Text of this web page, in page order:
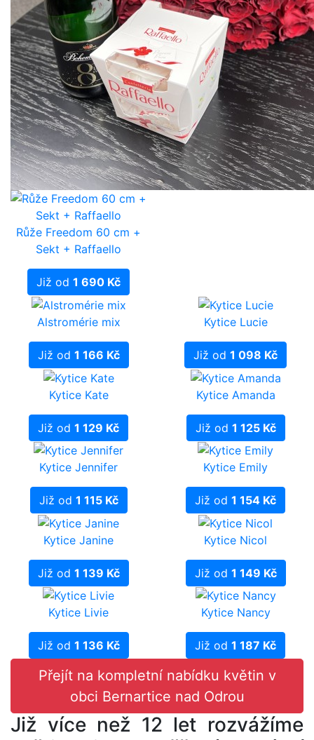
Růže Freedom 60 cm +
Sekt + Raffaello
Již od 1 690 Kč
Alstromérie mix
Již od 1 166 Kč
Kytice Lucie
Již od 1 098 Kč
Kytice Kate
Již od 1 129 Kč
Kytice Amanda
Již od 1 125 Kč
Kytice Jennifer
Již od 1 115 Kč
Kytice Emily
Již od 1 154 Kč
Kytice Janine
Již od 1 139 Kč
Kytice Nicol
Již od 1 149 Kč
Kytice Livie
Již od 1 136 Kč
Kytice Nancy
Již od 1 187 Kč
Přejít na kompletní nabídku květin v
obci Bernartice nad Odrou
Již více než 12 let rozvážíme